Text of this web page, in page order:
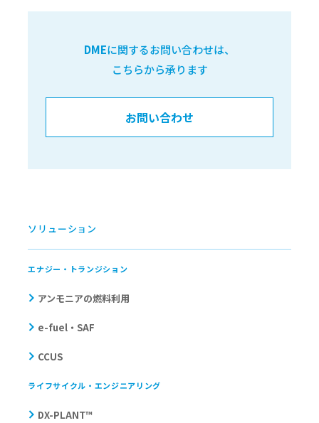
DMEに関するお問い合わせは、
こちらから承ります
お問い合わせ
ソリューション
エナジー・トランジション
アンモニアの燃料利用
e-fuel・SAF
CCUS
ライフサイクル・エンジニアリング
DX-PLANT™